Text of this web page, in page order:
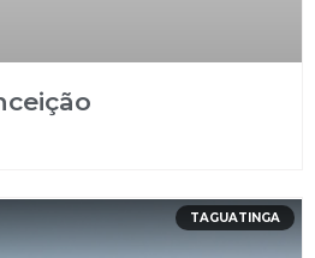
TAGUATINGA